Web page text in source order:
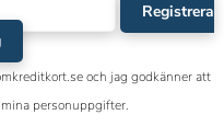
Registrera
och jag godkänner att
personuppgifter.